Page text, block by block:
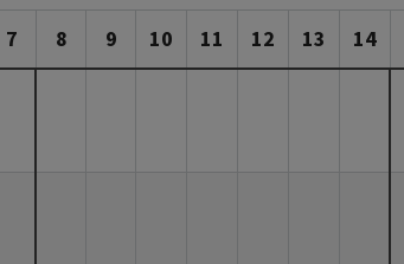
7 8 9 10 11 12 13 14